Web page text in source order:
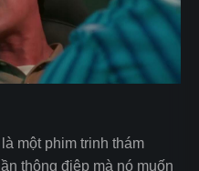
một phim trinh thám
thông điệp mà nó muốn